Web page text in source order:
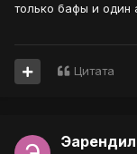
только бафы и один
Цитата
Эарендил